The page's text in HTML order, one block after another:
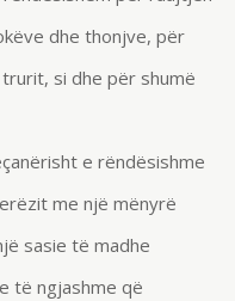
dhe thonjve, për
si dhe për shumë
e rëndësishme
me një mënyrë
sasie të madhe
të ngjashme që